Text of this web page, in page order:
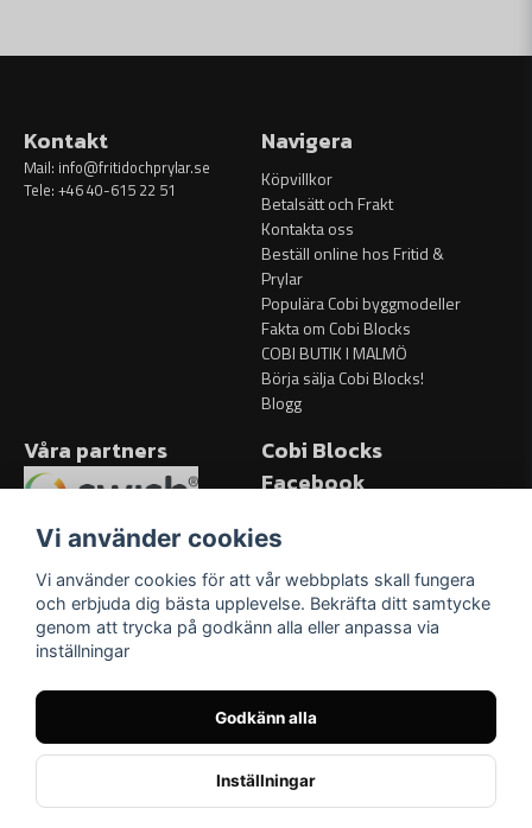
Kontakt
Mail: info@fritidochprylar.se
Tele: +46 40-615 22 51
Navigera
Köpvillkor
Betalsätt och Frakt
Kontakta oss
Beställ online hos Fritid &
Prylar
Populära Cobi byggmodeller
Fakta om Cobi Blocks
COBI BUTIK I MALMÖ
Börja sälja Cobi Blocks!
Blogg
Våra partners
Cobi Blocks
Facebook
Vi använder cookies
Vi använder cookies för att vår webbplats skall fungera
och erbjuda dig bästa upplevelse. Bekräfta ditt samtycke
genom att trycka på godkänn alla eller anpassa via
inställningar
Godkänn alla
Inställningar